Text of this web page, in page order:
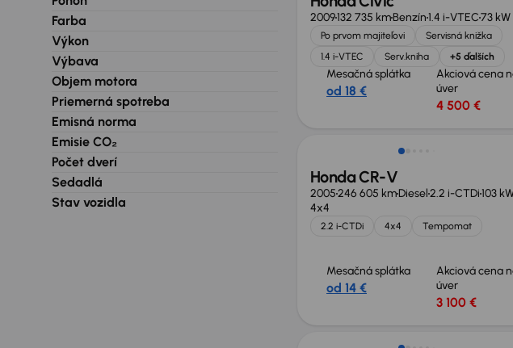
Farba
Výkon
Výbava
Objem motora
Priemerná spotreba
Emisná norma
Emisie CO₂
Počet dverí
Sedadlá
Stav vozidla
2009132 735 kmBenzín1.4 i-VTEC73 kW
Po prvom majiteľovi
Servisná knižka
1.4 i-VTEC
Serv.kniha +5 ďalších
Mesačná splátka
od 18 €
Akciová cena
úver
4 500 €
Honda CR-V
2005246 605 kmDiesel2.2 i-CTDi103
4x4
2.2 i-CTDi 4x4 Tempomat
Mesačná splátka
od 14 €
Akciová cena
úver
3 100 €